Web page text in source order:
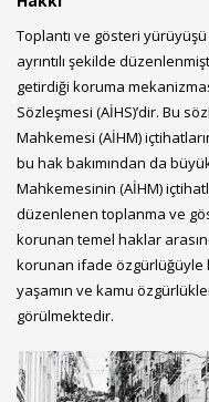
Toplantı ve gösteri
ayrıntılı şekilde
getirdiği koruma
Sözleşmesi (AİHS)’dir. Bu
Mahkemesi (AİHM)
bu hak bakımından da
Mahkemesinin (AİHM)
düzenlenen toplanma ve
korunan temel haklar
korunan ifade özgürlüğüyle
yaşamın ve kamu
görülmektedir.